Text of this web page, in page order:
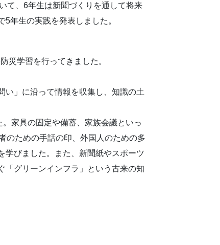
て、6年生は新聞づくりを通して将来
年生の実践を発表しました。
災学習を行ってきました。
い」に沿って情報を収集し、知識の土
家具の固定や備蓄、家族会議といっ
のための手話の印、外国人のための多
学びました。また、新聞紙やスポーツ
「グリーンインフラ」という古来の知